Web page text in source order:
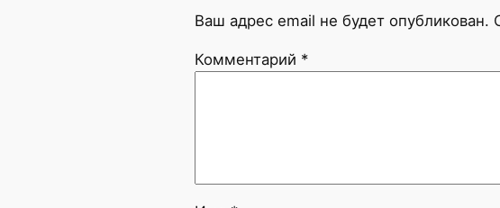
Ваш адрес email не будет опубликован.
Комментарий *